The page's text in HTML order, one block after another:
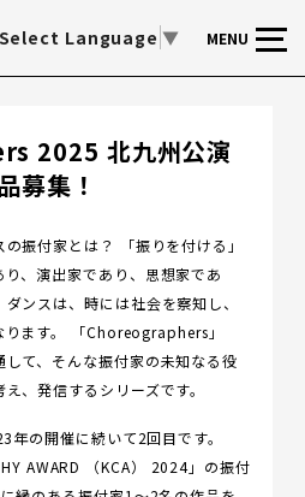
Select Language ▼ MENU
2025 北九州公演
募集！
振付家とは？ 「振りを付ける」
、演出家であり、思想家であ
ンスは、時には社会を察知し、
ます。 「Choreographers」
て、そんな振付家の未知なる役
、発信するシリーズです。
の開催に続いて2回目です。
AWARD （KCA） 2024」の振付